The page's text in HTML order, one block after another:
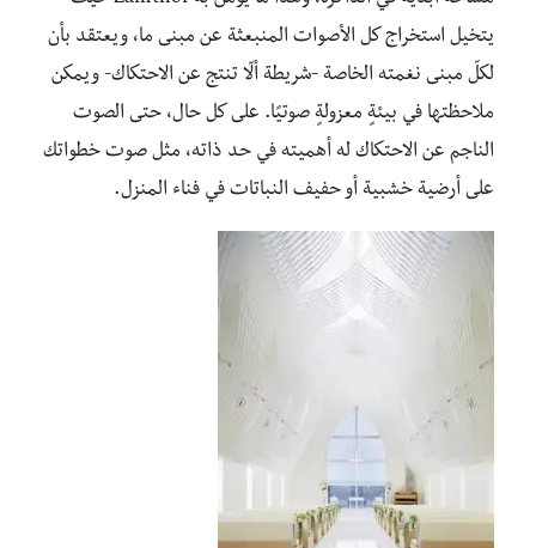
يتخيل استخراج كل الأصوات المنبعثة عن مبنى ما، ويعتقد بأن
لكلّ مبنى نغمته الخاصة -شريطة ألّا تنتج عن الاحتكاك- ويمكن
ملاحظتها في بيئةٍ معزولةٍ صوتيًا. على كل حال، حتى الصوت
الناجم عن الاحتكاك له أهميته في حد ذاته، مثل صوت خطواتك
على أرضية خشبية أو حفيف النباتات في فناء المنزل.